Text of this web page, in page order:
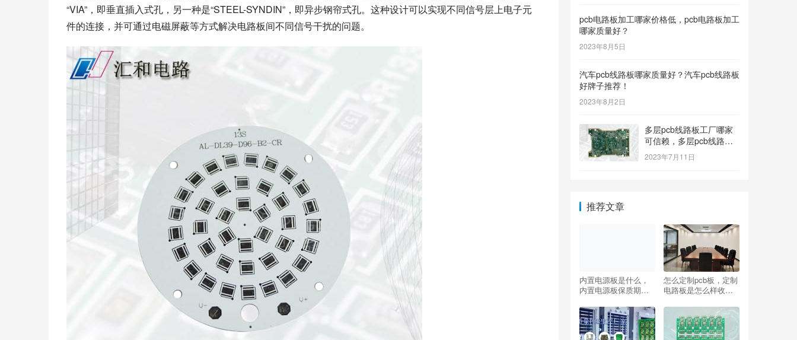
“VIA”，即垂直插入式孔，另一种是“STEEL-SYNDIN”，即异步钢帘式孔。这种设计可以实现不同信号层上电子元
件的连接，并可通过电磁屏蔽等方式解决电路板间不同信号干扰的问题。
pcb电路板加工哪家价格低，pcb电路板加工
哪家质量好？
2023年8月5日
汽车pcb线路板哪家质量好？汽车pcb线路板
好牌子推荐！
2023年8月2日
多层pcb线路板工厂哪家
可信赖，多层pcb线路板
工厂哪个牌子质量好
2023年7月11日
推荐文章
内置电源板是什么，
内置电源板保质期多
怎么定制pcb板，定制
电路板是怎么样收费